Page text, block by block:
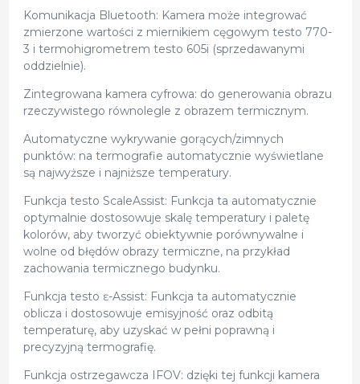
Komunikacja Bluetooth: Kamera może integrować
zmierzone wartości z miernikiem cęgowym testo 770-
3 i termohigrometrem testo 605i (sprzedawanymi
oddzielnie).
Zintegrowana kamera cyfrowa: do generowania obrazu
rzeczywistego równolegle z obrazem termicznym.
Automatyczne wykrywanie gorących/zimnych
punktów: na termografie automatycznie wyświetlane
są najwyższe i najniższe temperatury.
Funkcja testo ScaleAssist: Funkcja ta automatycznie
optymalnie dostosowuje skalę temperatury i paletę
kolorów, aby tworzyć obiektywnie porównywalne i
wolne od błędów obrazy termiczne, na przykład
zachowania termicznego budynku.
Funkcja testo ɛ-Assist: Funkcja ta automatycznie
oblicza i dostosowuje emisyjność oraz odbitą
temperaturę, aby uzyskać w pełni poprawną i
precyzyjną termografię.
Funkcja ostrzegawcza IFOV: dzięki tej funkcji kamera